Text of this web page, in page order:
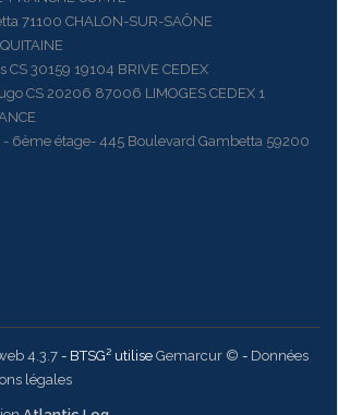
71100 CHALON-SUR-SAÔNE
30159 19104 BRIVE CEDEX
CS 20206 87006 LIMOGES CEDEX 1
étage- 445 Boulevard Gambetta 59200
4.3.7 - BTSG² utilise Gemarcur © - Données
légales